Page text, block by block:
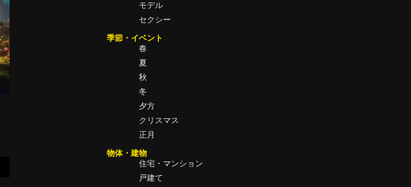
モデル
セクシー
季節・イベント
春
夏
秋
冬
夕方
クリスマス
正月
物体・建物
住宅・マンション
戸建て